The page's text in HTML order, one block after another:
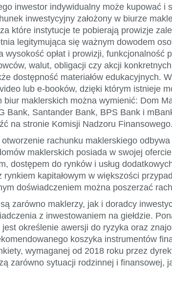
inwestor indywidualny może kupować
inwestycyjny założony w biurze
które instytucje te pobierają prowizje
legitymująca się ważnym dowodem
wysokość opłat i prowizji,
walut, obligacji czy akcji
dostępność materiałów edukacyjnych.
lub e-booków, dzięki którym istnieje
maklerskich można wymienić: Dom
Bank, Santander Bank, BPS Bank i
na stronie Komisji Nadzoru Finansowego.
rachunku maklerskiego
maklerskich posiada w swojej
dostępem do rynków i usług
kapitałowym w większości
doświadczeniem można poszerzać
zarówno maklerzy, jak i doradcy
z inwestowaniem na giełdzie.
określenie awersji do ryzyka oraz
koszyka instrumentów
wymaganej od 2018 roku przez
zarówno sytuacji rodzinnej i finansowej,